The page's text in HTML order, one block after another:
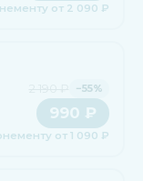
от 2 090 ₽
−55%
990 ₽
от 1 090 ₽